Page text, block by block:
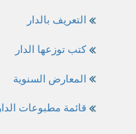
التعريف بالدار
كتب توزعها الدار
المعارض السنوية
قائمة مطبوعات الدار